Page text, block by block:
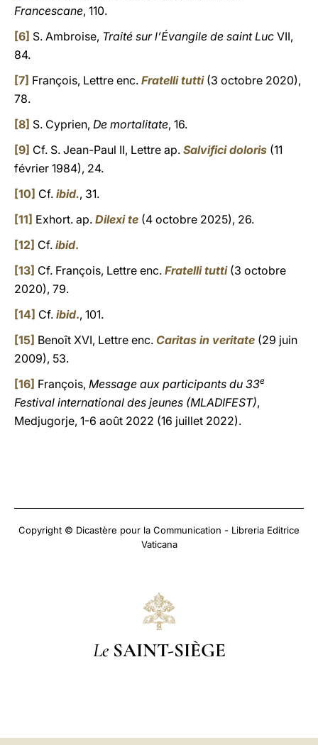
Francescane, 110.
[6] S. Ambroise, Traité sur l’Évangile de saint Luc VII,
84.
[7] François, Lettre enc. Fratelli tutti(3 octobre 2020),
78.
[8] S. Cyprien, De mortalitate, 16.
[9] Cf. S. Jean-Paul II, Lettre ap. Salvifici doloris (11
février 1984), 24.
[10] Cf. ibid., 31.
[11] Exhort. ap. Dilexi te (4 octobre 2025), 26.
[12] Cf. ibid.
[13] Cf. François, Lettre enc. Fratelli tutti(3 octobre
2020), 79.
[14] Cf. ibid., 101.
[15] Benoît XVI, Lettre enc. Caritas in veritate (29 juin
2009), 53.
[16] François, Message aux participants du 33e
Festival international des jeunes (MLADIFEST),
Medjugorje, 1-6 août 2022 (16 juillet 2022).
Copyright © Dicastère pour la Communication - Libreria Editrice
Vaticana
Le SAINT-SIÈGE